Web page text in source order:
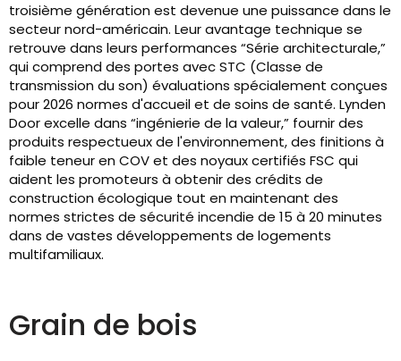
troisième génération est devenue une puissance dans le
secteur nord-américain. Leur avantage technique se
retrouve dans leurs performances “Série architecturale,”
qui comprend des portes avec STC (Classe de
transmission du son) évaluations spécialement conçues
pour 2026 normes d'accueil et de soins de santé. Lynden
Door excelle dans “ingénierie de la valeur,” fournir des
produits respectueux de l'environnement, des finitions à
faible teneur en COV et des noyaux certifiés FSC qui
aident les promoteurs à obtenir des crédits de
construction écologique tout en maintenant des
normes strictes de sécurité incendie de 15 à 20 minutes
dans de vastes développements de logements
multifamiliaux.
Grain de bois